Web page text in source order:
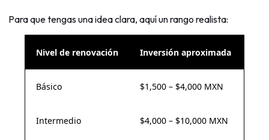
Para que tengas una idea clara, aquí un rango realista:
Nivel de renovación Inversión aproximada
Básico $1,500 – $4,000 MXN
Intermedio $4,000 – $10,000 MXN